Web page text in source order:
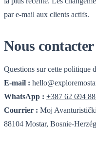
par e-mail aux clients actifs.
Nous contacter
Questions sur cette politique
E-mail :
WhatsApp : +387 62 694
Courrier : Moj
88104 Mostar, Bosnie-